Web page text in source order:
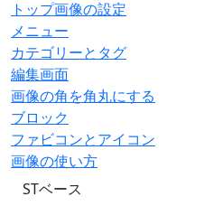
トップ画像の設定
メニュー
カテゴリーとタグ
編集画面
画像の角を角丸にする
ブロック
ファビコンとアイコン
画像の使い方
STベース